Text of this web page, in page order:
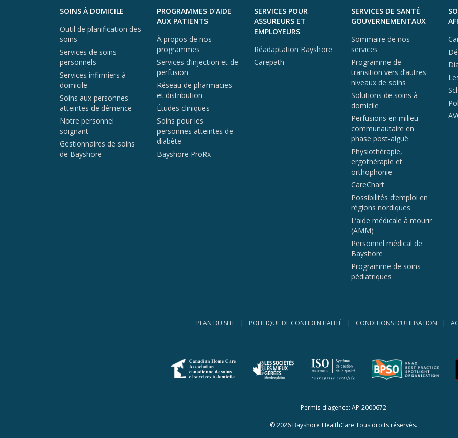
Aller au contenu du pied de page
SOINS À DOMICILE
Outil de planification des
soins
Services de soins
personnels
Services infirmiers à
domicile
Soins aux personnes
atteintes de démence
Notre personnel
soignant
Gestionnaires de soins
de Bayshore
PROGRAMMES D’AIDE
AUX PATIENTS
À propos de nos
programmes
Services d’injection et de
perfusion
Réseau de pharmacies
et distribution
Études cliniques
Soins pour les
personnes atteintes de
diabète
Bayshore ProRx
SERVICES POUR
ASSUREURS ET
EMPLOYEURS
Réadaptation Bayshore
Carepath
SERVICES DE SANTÉ
GOUVERNEMENTAUX
Sommaire de nos
services
Programme de
transition vers d’autres
niveaux de soins
Solutions de soins à
domicile
Perfusions en milieu
communautaire en
phase post-aiguë
Physiothérapie,
ergothérapie et
orthophonie
CareChart
Possibilités d’emploi en
régions nordiques
L’aide médicale à mourir
(AMM)
Personnel médical de
Bayshore
Programme de soins
pédiatriques
PLAN DU SITE POLITIQUE DE CONFIDENTIALITÉ CONDITIONS D’UTILISATION
(opens in a new tab) (opens in a new tab)
Permis d'agence: AP-2000672
© 2026 Bayshore HealthCare Tous droits réservés.